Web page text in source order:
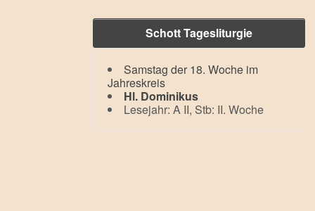
Schott Tagesliturgie
Samstag der 18. Woche im
Jahreskreis
Hl. Dominikus
Lesejahr: A II, Stb: II. Woche